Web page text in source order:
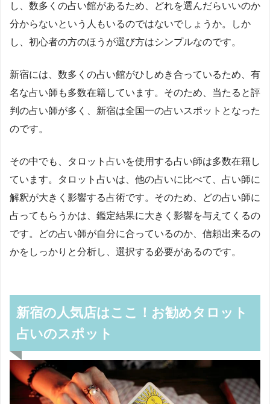
し、数多くの占い館があるため、どれを選んだらいいのか
分からないという人もいるのではないでしょうか。しか
し、初心者の方のほうが選び方はシンプルなのです。
新宿には、数多くの占い館がひしめき合っているため、有
名な占い師も多数在籍しています。そのため、当たると評
判の占い師が多く、新宿は全国一の占いスポットとなった
のです。
その中でも、タロット占いを使用する占い師は多数在籍し
ています。タロット占いは、他の占いに比べて、占い師に
解釈が大きく影響する占術です。そのため、どの占い師に
占ってもらうかは、鑑定結果に大きく影響を与えてくるの
です。どの占い師が自分に合っているのか、信頼出来るの
かをしっかりと分析し、選択する必要があるのです。
新宿の人気店はここ！お勧めタロット
占いのスポット